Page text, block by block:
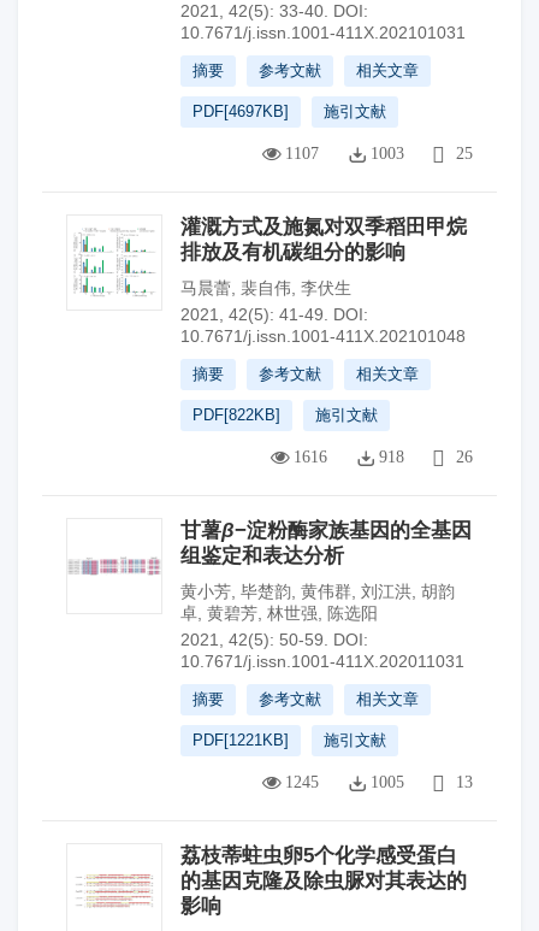
2021, 42(5): 33-40. DOI:
10.7671/j.issn.1001-411X.202101031
摘要 参考文献 相关文章
PDF[4697KB] 施引文献
1107 1003 25
灌溉方式及施氮对双季稻田甲烷
排放及有机碳组分的影响
马晨蕾 裴自伟 李伏生
2021, 42(5): 41-49.
DOI:
10.7671/j.issn.1001-411X.202101048
摘要 参考文献 相关文章
PDF[822KB] 施引文献
1616 918 26
甘薯β−淀粉酶家族基因的全基因
组鉴定和表达分析
黄小芳 毕楚韵 黄伟群 刘江洪 胡韵
卓 黄碧芳 林世强
陈选阳
2021, 42(5): 50-59.
DOI:
10.7671/j.issn.1001-411X.202011031
摘要 参考文献 相关文章
PDF[1221KB] 施引文献
1245 1005 13
荔枝蒂蛀虫卵5个化学感受蛋白
的基因克隆及除虫脲对其表达的
影响